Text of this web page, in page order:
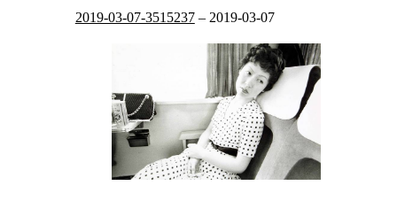
2019-03-07-3515237– 2019-03-07